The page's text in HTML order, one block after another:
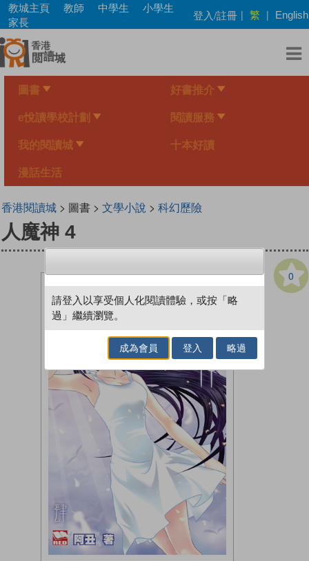
Skip
main
content
教城主頁 教師 中學生
小學生
家長
登入/註冊 | 繁 | English
圖書 好書推介
e悅讀學校計劃 閱讀服務
我的閱讀城 十本好讀
漫話生活
香港閱讀城> 圖書 > 文學小說 > 科幻歷險
人魔神 4
0
請登入以享受個人化閱讀體驗，或按「略
過」繼續瀏覽。
成為會員 登入 略過